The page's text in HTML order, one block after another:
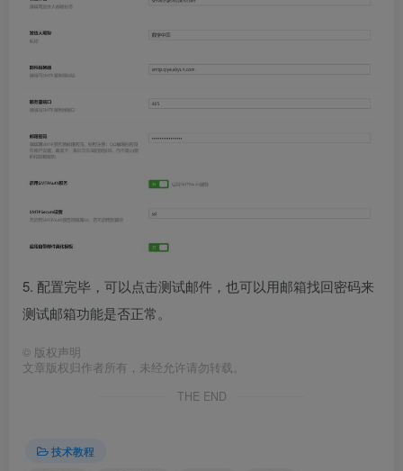
5. 配置完毕，可以点击测试邮件，也可以用邮箱找回密码来
测试邮箱功能是否正常。
© 版权声明
文章版权归作者所有，未经允许请勿转载。
THE END
技术教程